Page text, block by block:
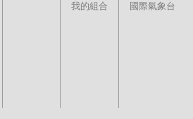
我的組合
國際氣象台